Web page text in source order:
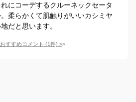
にコーデするクルーネックセータ
柔らかくて肌触りがいいカシミヤ
だと思います。
すすめコメント (1件) >